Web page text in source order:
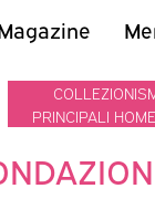
PRINCIPALI